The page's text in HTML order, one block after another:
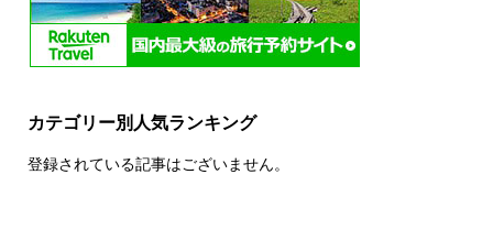
カテゴリー別人気ランキング
登録されている記事はございません。